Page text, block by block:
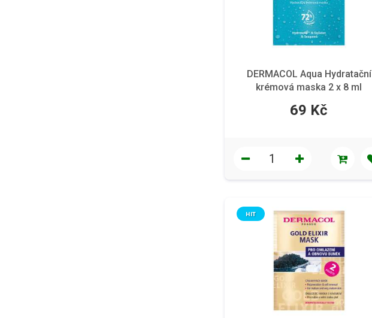
DERMACOL Aqua Hydratační
krémová maska 2 x 8 ml
69 Kč
HIT